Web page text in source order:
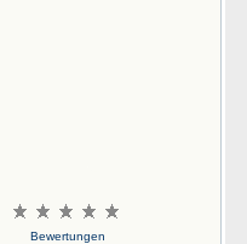
Bewertungen